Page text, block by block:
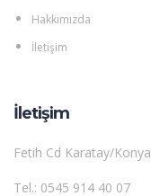
Hakkımızda
İletişim
İletişim
Fetih Cd Karatay/Konya
Tel.: 0545 914 40 07